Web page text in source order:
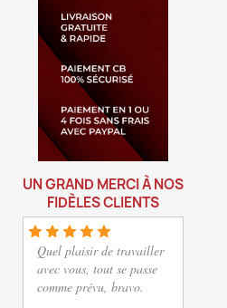
UN GRAND MERCI À NOS
FIDÈLES CLIENTS
Quel plaisir de travailler
avec vous, tout se passe
comme prévu, bravo.